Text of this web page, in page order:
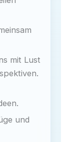
mit Lust
und